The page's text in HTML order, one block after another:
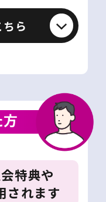
ら
特典や
されます